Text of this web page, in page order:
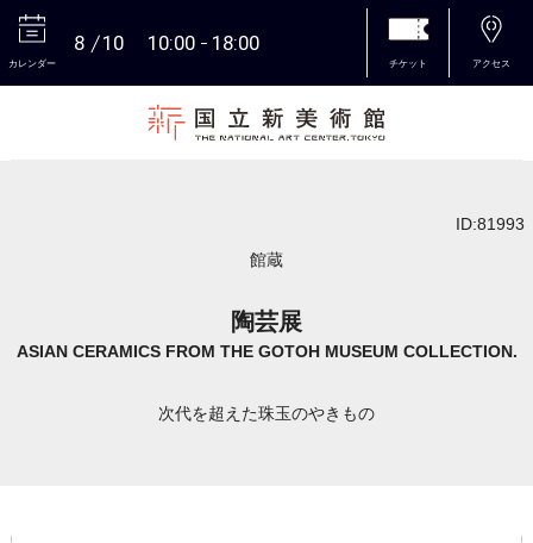
カレンダー
8 10 10:00 18:00
チケット アクセス
ID:81993
館蔵
陶芸展
ASIAN CERAMICS FROM THE GOTOH MUSEUM COLLECTION.
次代を超えた珠玉のやきもの